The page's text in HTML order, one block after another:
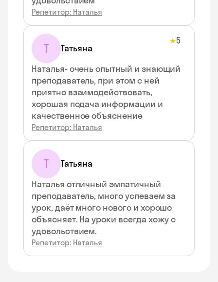
Репетитор: Наталья
Т Татьяна
★5
Наталья- очень опытный и знающий
преподаватель, при этом с ней
приятно взаимодействовать,
хорошая подача информации и
качественное объяснение
Репетитор: Наталья
Т
Татьяна
Наталья отличный эмпатичный
преподаватель, много успеваем за
урок, даёт много нового и хорошо
объясняет. На уроки всегда хожу с
удовольствием.
Репетитор: Наталья